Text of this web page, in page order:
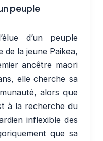
peuple
d’un peuple
de la jeune Paikea,
ancêtre maori
elle cherche sa
alors que
à la recherche du
inflexible des
que sa